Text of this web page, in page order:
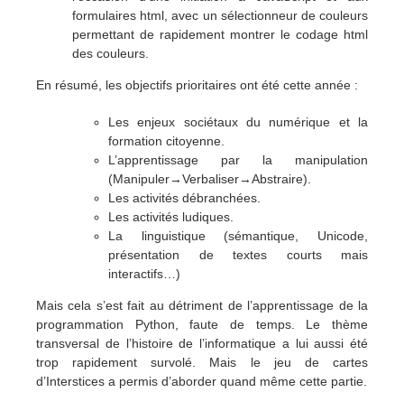
formulaires html, avec un sélectionneur de couleurs
permettant de rapidement montrer le codage html
des couleurs.
En résumé, les objectifs prioritaires ont été cette année :
Les enjeux sociétaux du numérique et la
formation citoyenne.
L’apprentissage par la manipulation
(Manipuler→Verbaliser→Abstraire).
Les activités débranchées.
Les activités ludiques.
La linguistique (sémantique, Unicode,
présentation de textes courts mais
interactifs…)
Mais cela s’est fait au détriment de l’apprentissage de la
programmation Python, faute de temps. Le thème
transversal de l’histoire de l’informatique a lui aussi été
trop rapidement survolé. Mais le jeu de cartes
d’Interstices a permis d’aborder quand même cette partie.